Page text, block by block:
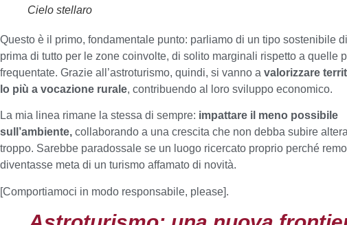
Cielo stellaro
Questo è il primo, fondamentale punto: parliamo di un tipo sostenibile
prima di tutto per le zone coinvolte, di solito marginali rispetto a quelle
frequentate. Grazie all’astroturismo, quindi, si vanno a valorizzare
lo più a vocazione rurale, contribuendo al loro sviluppo economico.
La mia linea rimane la stessa di sempre: impattare il meno possibile
sull’ambiente, collaborando a una crescita che non debba subire
troppo. Sarebbe paradossale se un luogo ricercato proprio perché
diventasse meta di un turismo affamato di novità.
[Comportiamoci in modo responsabile, please].